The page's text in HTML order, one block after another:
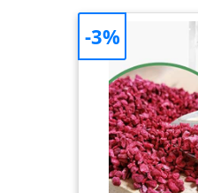
-3%